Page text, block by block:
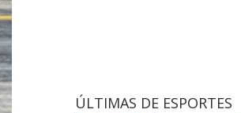
ÚLTIMAS DE ESPORTES